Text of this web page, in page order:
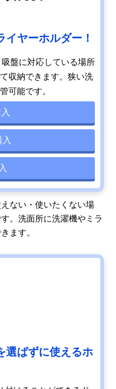
ヤーホルダー！
盤に対応している場所
収納できます。狭い洗
可能です。
ない・使いたくない場
。洗面所に洗濯機やミラ
ます。
選ばずに使えるホ